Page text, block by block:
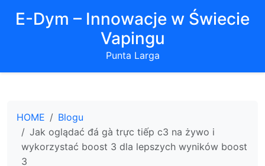
E-Dym – Innowacje w Świecie
Vapingu
Punta Larga
HOME
Blogu
Jak oglądać đá gà trực tiếp c3 na żywo i
wykorzystać boost 3 dla lepszych wyników boost
3